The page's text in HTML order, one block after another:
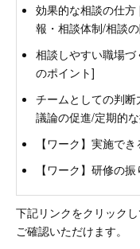
効果的な相談の仕
報・相談体制/相談
相談しやすい職場
のポイント]
チームとしての判
議論の促進/定期的
【ワーク】実施で
【ワーク】研修の振
下記リンクをクリック
ご確認いただけます。